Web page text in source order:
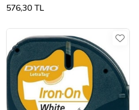
576,30 TL